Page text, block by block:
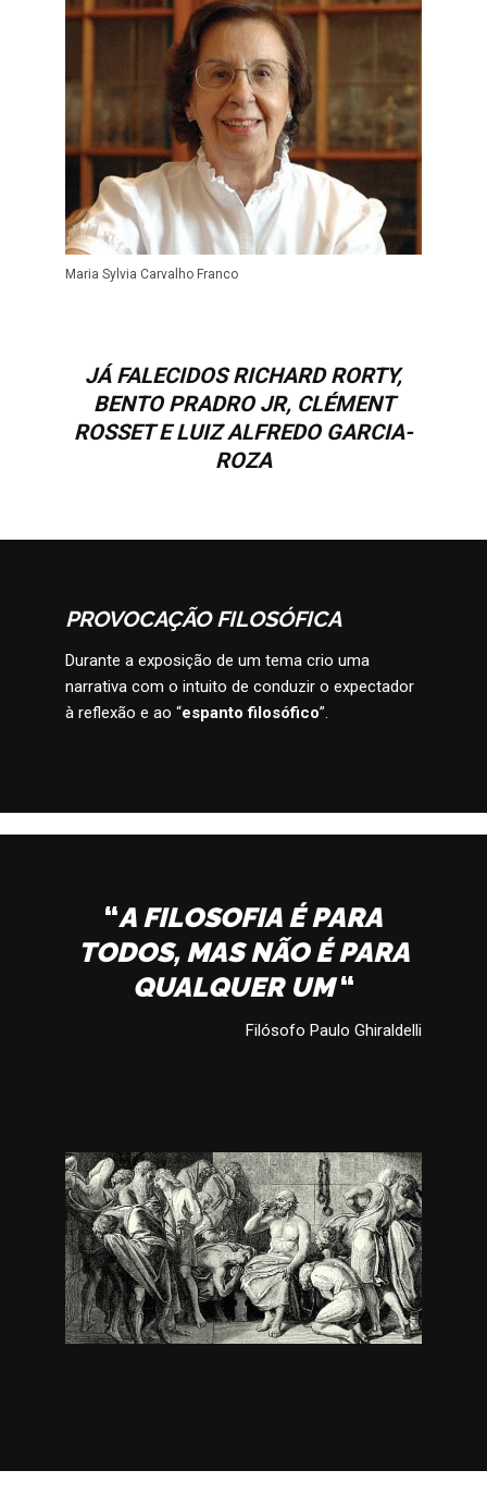
Maria Sylvia Carvalho Franco
JÁ FALECIDOS RICHARD RORTY,
BENTO PRADRO JR, CLÉMENT
ROSSET E LUIZ ALFREDO GARCIA-
ROZA
PROVOCAÇÃO FILOSÓFICA
Durante a exposição de um tema crio uma
narrativa com o intuito de conduzir o expectador
à reflexão e ao “espanto filosófico”.
“A FILOSOFIA É PARA
TODOS, MAS NÃO É PARA
QUALQUER UM“
Filósofo Paulo Ghiraldelli